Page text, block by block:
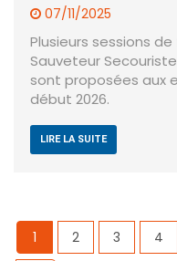
07/11/2025
Plusieurs sessions
Sauveteur Secouriste
sont proposées aux
début 2026.
LIRE LA SUITE
1 2 3 4